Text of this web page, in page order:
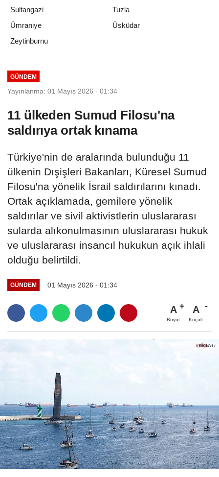
Sultangazi
Tuzla
Ümraniye
Üsküdar
Zeytinburnu
GÜNDEM
Yayınlanma: 01 Mayıs 2026 - 01:34
11 ülkeden Sumud Filosu'na
saldırıya ortak kınama
Türkiye'nin de aralarında bulunduğu 11
ülkenin Dışişleri Bakanları, Küresel Sumud
Filosu'na yönelik İsrail saldırılarını kınadı.
Ortak açıklamada, gemilere yönelik
saldırılar ve sivil aktivistlerin uluslararası
sularda alıkonulmasının uluslararası hukuk
ve uluslararası insancıl hukukun açık ihlali
olduğu belirtildi.
GÜNDEM 01 Mayıs 2026 - 01:34
A
Büyüt
A
Küçült